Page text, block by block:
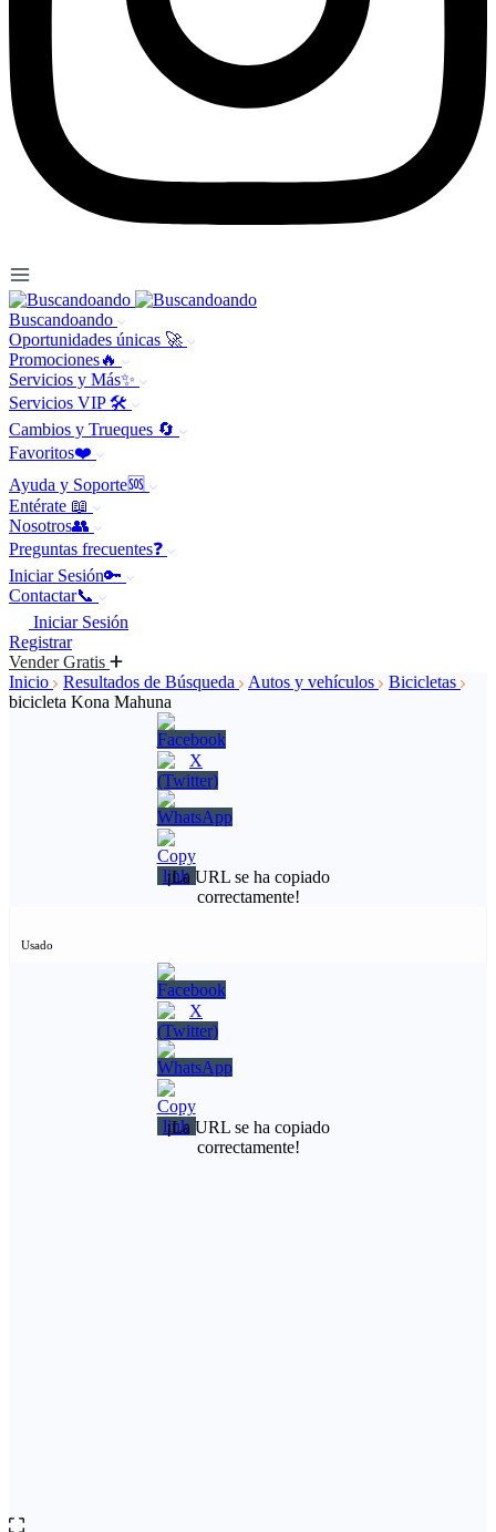
Buscandoando
Oportunidades únicas 🚀
Promociones🔥
Servicios y Más✨
Servicios VIP 🛠️
Cambios y Trueques 🔄
Favoritos❤️
Ayuda y Soporte🆘
Entérate 📖
Nosotros👥
Preguntas frecuentes❓
Iniciar Sesión🔑
Contactar📞
Iniciar Sesión
Registrar
Vender Gratis
Inicio
Resultados de Búsqueda Autos y vehículos
Bicicletas
bicicleta Kona Mahuna
¡La URL se ha copiado
correctamente!
Usado
¡La URL se ha copiado
correctamente!